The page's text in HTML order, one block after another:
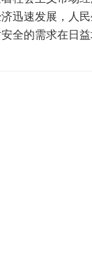
迅速发展，人
全的需求在日